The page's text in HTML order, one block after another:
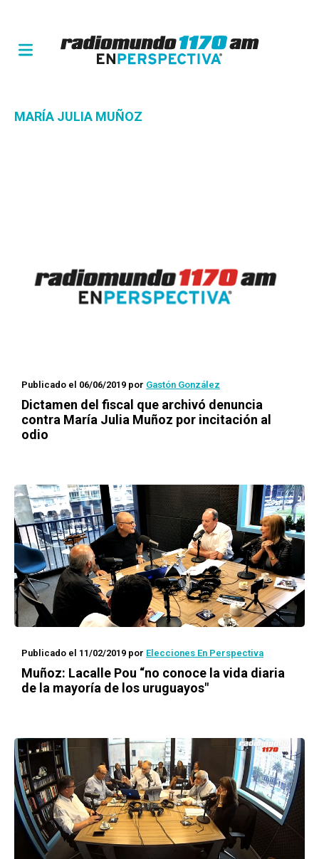
MARÍA JULIA MUÑOZ
Publicado el 06/06/2019 por Gastón González
Dictamen del fiscal que archivó denuncia
contra María Julia Muñoz por incitación al
odio
Publicado el 11/02/2019 por Elecciones En Perspectiva
Muñoz: Lacalle Pou “no conoce la vida diaria
de la mayoría de los uruguayos"